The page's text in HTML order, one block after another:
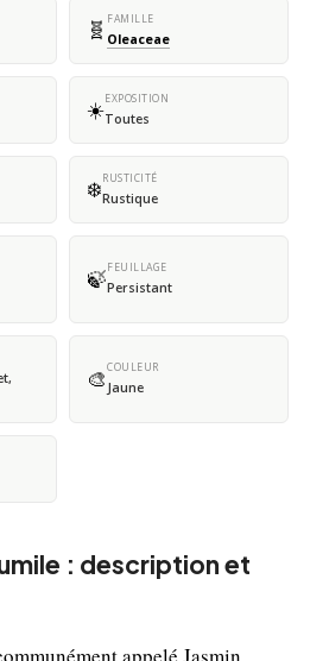
🧬 FAMILLE
Oleaceae
☀️EXPOSITION
Toutes
❄️RUSTICITÉ
Rustique
🍃FEUILLAGE
Persistant
🎨COULEUR
Jaune
: description et